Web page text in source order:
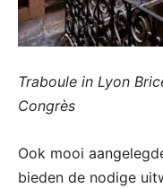
Traboule in Lyon
Congrès
Ook mooi
bieden de nodige